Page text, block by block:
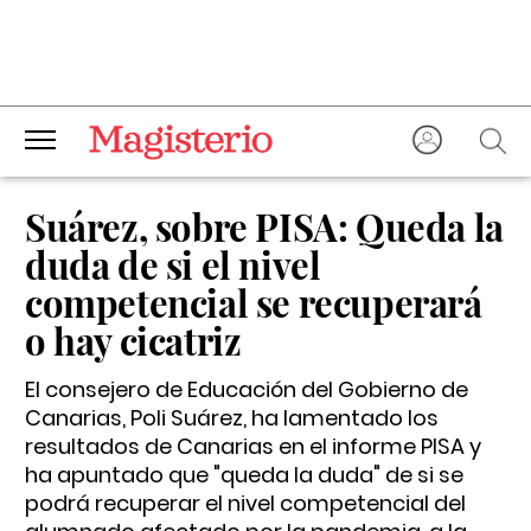
Suárez, sobre PISA: Queda la
duda de si el nivel
competencial se recuperará
o hay cicatriz
El consejero de Educación del Gobierno de
Canarias, Poli Suárez, ha lamentado los
resultados de Canarias en el informe PISA y
ha apuntado que "queda la duda" de si se
podrá recuperar el nivel competencial del